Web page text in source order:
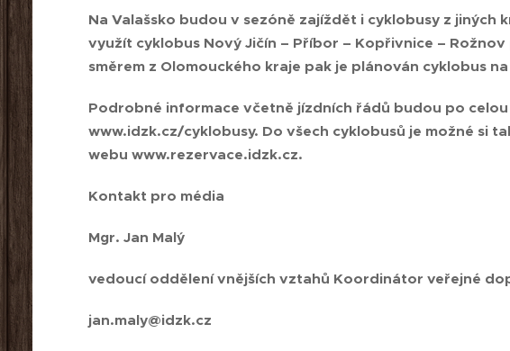
Na Valašsko budou v sezóně zajíždět i cyklobusy z jiných
využít cyklobus Nový Jičín – Příbor – Kopřivnice –
směrem z Olomouckého kraje pak je plánován cyklobus
Podrobné informace včetně jízdních řádů budou po
www.idzk.cz/cyklobusy. Do všech cyklobusů je možné si
webu www.rezervace.idzk.cz.
Kontakt pro média
Mgr. Jan Malý
vedoucí oddělení vnějších vztahů Koordinátor veřejné
jan.maly@idzk.cz